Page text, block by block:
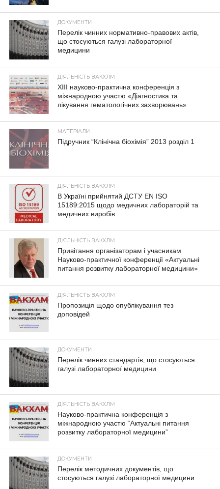
ДОКУМЕНТИ
Перелік чинних нормативно-правових актів,
що стосуються галузі лабораторної
медицини
ДІЯЛЬНІСТЬ ВАКХЛМ
XIII науково-практична конференція з
міжнародною участю «Діагностика та
лікування гематологічних захворювань»
МАТЕРІАЛИ
Підручник “Клінічна біохімія” 2013 розділ 1
ДІЯЛЬНІСТЬ ВАКХЛМ
В Україні прийнятий ДСТУ EN ISO
15189:2015 щодо медичних лабораторій та
медичних виробів
ДІЯЛЬНІСТЬ ВАКХЛМ
Привітання організаторам і учасникам
Науково-практичної конференції «Актуальні
питання розвитку лабораторної медицини»
ДІЯЛЬНІСТЬ ВАКХЛМ
Пропозиція щодо опублікування тез
доповідей
ДОКУМЕНТИ
Перелік чинних стандартів, що стосуються
галузі лабораторної медицини
ДІЯЛЬНІСТЬ ВАКХЛМ
Науково-практична конференція з
міжнародною участю “Актуальні питання
розвитку лабораторної медицини”
ДОКУМЕНТИ
Перелік методичних документів, що
стосуються галузі лабораторної медицини